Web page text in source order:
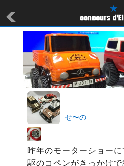
せ〜の
昨年のモーターショー
駆のコペンがきっかけ